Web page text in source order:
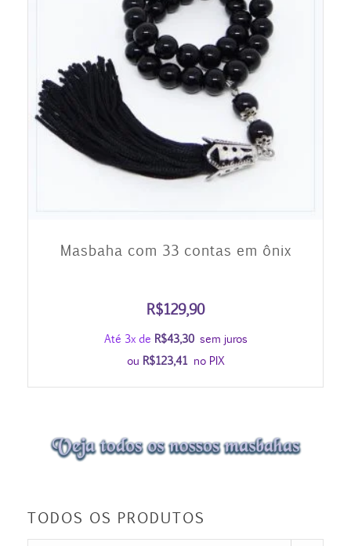
Masbaha com 33 contas em ônix
R$129,90
Até 3x de R$43,30 sem juros
ou R$123,41 no PIX
TODOS OS PRODUTOS